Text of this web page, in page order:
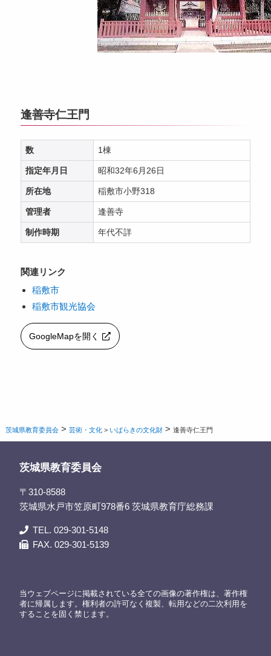
逢善寺仁王門
数 1棟
指定年月日 昭和32年6月26日
所在地 稲敷市小野318
管理者 逢善寺
制作時期 年代不詳
関連リンク
稲敷市
稲敷市観光協会
GoogleMapを開く
茨城県教育委員会 >芸術・文化 > いばらきの文化財 >逢善寺仁王門
茨城県教育委員会
〒310-8588
茨城県水戸市笠原町978番6 茨城県教育庁総務課
TEL. 029-301-5148
FAX. 029-301-5139
当ウェブページに掲載されている全ての画像の著作権は、著作権
者に帰属します。権利者の許可なく複製、転用などの二次利用を
することを固く禁じます。